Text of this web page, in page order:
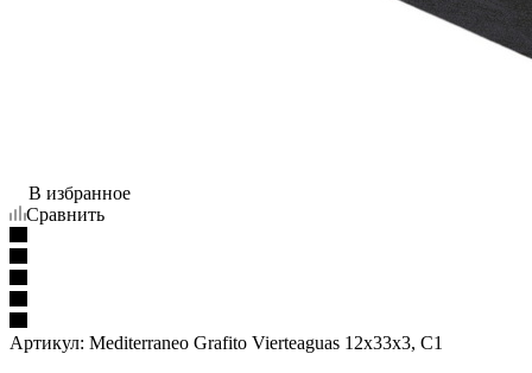
В избранное
Сравнить
Артикул: Mediterraneo Grafito Vierteaguas 12x33x3, C1